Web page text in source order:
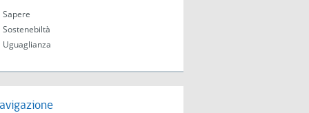
Sapere
Sostenebiltà
Uguaglianza